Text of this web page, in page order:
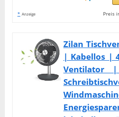
* Anzeige Preis
Zilan
| Kabellos |
Ventilator